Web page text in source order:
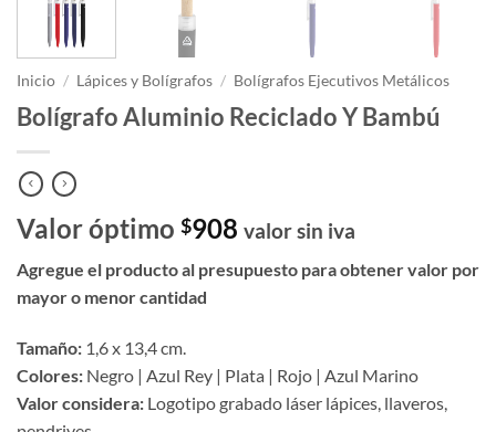
Inicio / Lápices y Bolígrafos / Bolígrafos Ejecutivos Metálicos
Bolígrafo Aluminio Reciclado Y Bambú
Valor óptimo $908 valor sin iva
Agregue el producto al presupuesto para obtener valor por
mayor o menor cantidad
Tamaño: 1,6 x 13,4 cm.
Colores: Negro | Azul Rey | Plata | Rojo | Azul Marino
Valor considera: Logotipo grabado láser lápices, llaveros,